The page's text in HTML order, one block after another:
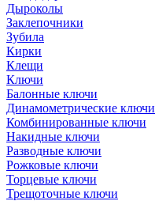
Дыроколы
Заклепочники
Зубила
Кирки
Клещи
Ключи
Балонные ключи
Динамометрические ключи
Комбинированные ключи
Накидные ключи
Разводные ключи
Рожковые ключи
Торцевые ключи
Трещоточные ключи